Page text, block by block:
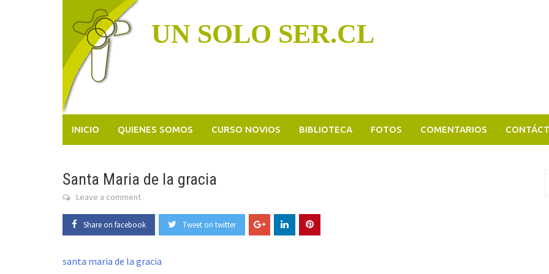
UN SOLO SER.CL
INICIO QUIENES SOMOS CURSO NOVIOS BIBLIOTECA FOTOS COMENTARIOS
Santa Maria de la gracia
Leave a comment
Share on facebook Tweet on twitter
santa maria de la gracia